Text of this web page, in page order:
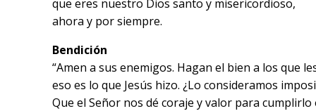
que eres nuestro Dios santo y misericordioso,
ahora y por siempre.
Bendición
“Amen a sus enemigos. Hagan el bien a los que
eso es lo que Jesús hizo. ¿Lo consideramos
Que el Señor nos dé coraje y valor para